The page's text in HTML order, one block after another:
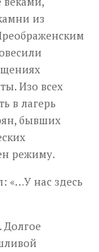
из
Изо всех
в лагерь
бывших
режиму.
«…У нас здесь
Долгое